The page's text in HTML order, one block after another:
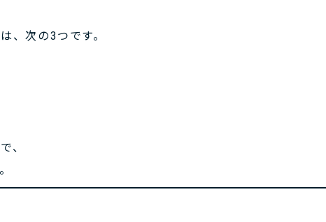
、次の3つです。
、